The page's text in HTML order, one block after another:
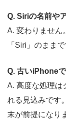
Q. Siriの名前や
A. 変わりません
「Siri」のまま
Q. 古いiPhone
A. 高度な処理は
れる見込みです
末が前提になり